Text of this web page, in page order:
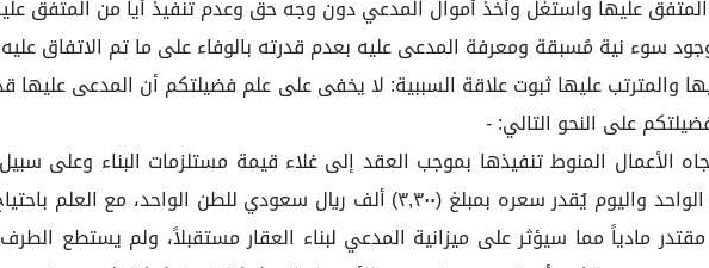
عليها واستغل وأخذ أموال المدعي دون وجه حق وعدم تنفيذ أياً من المتفق
والمترتب عليها ثبوت علاقة السببية: لا يخفى على علم فضيلتكم أن المدعى
على النحو التالي: -
الأعمال المنوط تنفيذها بموجب العقد إلى غلاء قيمة مستلزمات البناء وعلى
مادياً مما سيؤثر على ميزانية المدعي لبناء العقار مستقبلاً، ولم يستطع